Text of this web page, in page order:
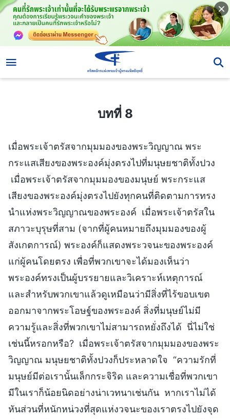
บทที่ 8
เมื่อพระเจ้าตรัสจากมุมมองของพระวิญญาณ พระ
กระแสเสียงของพระองค์มุ่งตรงไปที่มนุษยชาติทั้งปวง
เมื่อพระเจ้าตรัสจากมุมมองของมนุษย์ พระกระแส
เสียงของพระองค์มุ่งตรงไปยังทุกคนที่ติดตามการทรง
นำแห่งพระวิญญาณของพระองค์ เมื่อพระเจ้าตรัสใน
สภาวะบุรุษที่สาม (จากที่ผู้คนหมายถึงมุมมองของผู้
สังเกตการณ์) พระองค์ก็แสดงพระวจนะของพระองค์
แก่ผู้คนโดยตรง เพื่อที่พวกเขาจะได้มองเห็นว่า
พระองค์ทรงเป็นผู้บรรยายและวิเคราะห์เหตุการณ์
และสำหรับพวกเขาแล้วดูเหมือนว่ามีสิ่งที่ไร้ขอบเขต
ออกมาจากพระโอษฐ์ของพระองค์ สิ่งที่มนุษย์ไม่มี
ความรู้และสิ่งที่พวกเขาไม่สามารถหยั่งถึงได้ นี่ไม่ใช่
เช่นนี้หรอกหรือ? เมื่อพระเจ้าตรัสจากมุมมองของพระ
วิญญาณ มนุษยชาติทั้งปวงก็ประหลาดใจ “ความรักที่
มนุษย์มีต่อเรานั้นเล็กกระจิริด และความเชื่อที่พวกเขา
มีในเราก็น้อยนิดอย่างน่าเวทนาเช่นกัน หากเราไม่ได้
หันส่วนที่หนักหน่วงที่สุดแห่งวจนะของเราตรงไปยังจุด